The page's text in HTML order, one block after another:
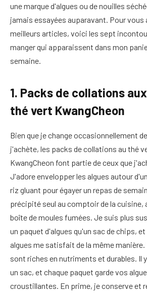
une marque d'algues ou de nouilles
jamais essayées auparavant. Pour vous
meilleurs articles, voici les sept
manger qui apparaissent dans mon
semaine.
1. Packs de collations
thé vert KwangCheon
Bien que je change occasionnellement
j'achète, les packs de collations au thé
KwangCheon font partie de ceux que
J'adore envelopper les algues autour
riz gluant pour égayer un repas de
précipité seul au comptoir de la cuisine,
boîte de moules fumées. Je suis plus
un paquet d'algues qu'un sac de chips,
algues me satisfait de la même manière.
sont riches en nutriments et durables. Il
un sac, et chaque paquet garde vos
croustillantes. En prime, je conserve et